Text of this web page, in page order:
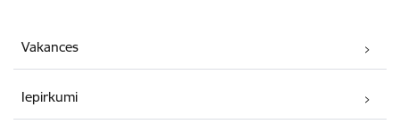
Vakances
Iepirkumi